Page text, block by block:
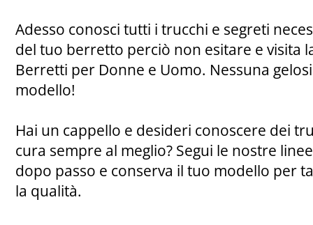
Adesso conosci tutti i trucchi e segreti
del tuo berretto perciò non esitare e visita
Berretti per Donne e Uomo. Nessuna
modello!
Hai un cappello e desideri conoscere dei
cura sempre al meglio? Segui le nostre
dopo passo e conserva il tuo modello per
la qualità.